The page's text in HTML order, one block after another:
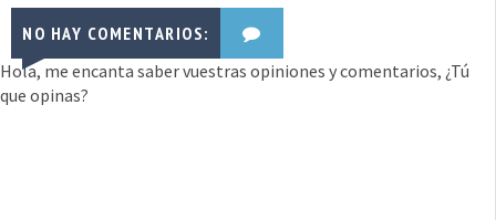
NO HAY COMENTARIOS:
Hola, me encanta saber vuestras opiniones y comentarios, ¿Tú
que opinas?